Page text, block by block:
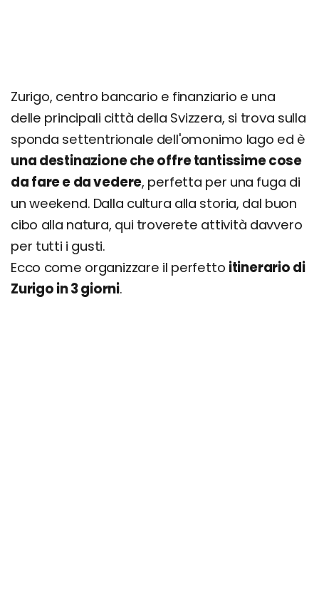
Zurigo, centro bancario e finanziario e una
delle principali città della Svizzera, si trova sulla
sponda settentrionale dell'omonimo lago ed è
una destinazione che offre tantissime cose
da fare e da vedere, perfetta per una fuga di
un weekend. Dalla cultura alla storia, dal buon
cibo alla natura, qui troverete attività davvero
per tutti i gusti.
Ecco come organizzare il perfetto itinerario di
Zurigo in 3 giorni.